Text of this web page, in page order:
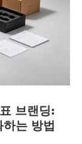
브랜딩:
는 방법